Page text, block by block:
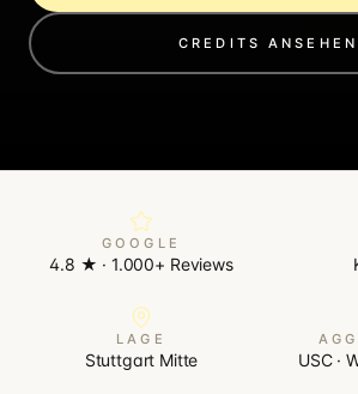
CREDITS ANSEHEN
GOOGLE
4.8 ★ · 1.000+ Reviews
LAGE
Stuttgart Mitte USC ·